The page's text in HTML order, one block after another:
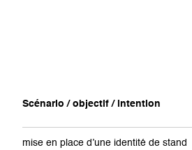
Scénario / objectif / intention
mise en place d’une identité de stand